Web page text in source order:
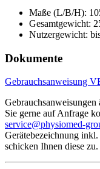
Maße (L/B/H):
Gesamtgewicht:
Nutzergewicht:
Dokumente
Gebrauchsanweisung
Sie gerne auf Anfrage
service@physiomed-
Gerätebezeichnung
schicken Ihnen diese zu.